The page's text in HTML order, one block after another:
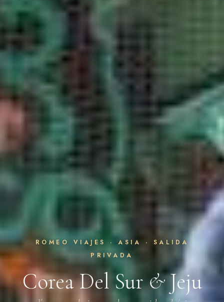
ROMEO VIAJES · ASIA · SALIDA
PRIVADA
Corea Del Sur&Jeju